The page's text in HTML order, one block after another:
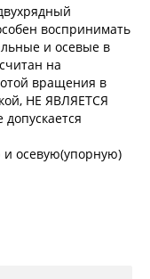
воспринимать
и осевые в
на
вращения в
НЕ ЯВЛЯЕТСЯ
осевую(упорную)